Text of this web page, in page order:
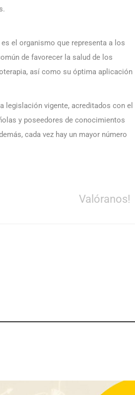
el organismo que representa a los
de favorecer la salud de los
así como su óptima aplicación
legislación vigente, acreditados con el
y poseedores de conocimientos
cada vez hay un mayor número
Valóranos!
creadas por y para mayores de 50